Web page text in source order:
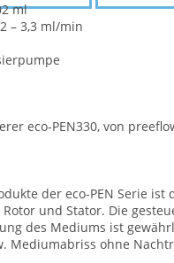
ml
– 3,3 ml/min
eco-PEN330, von
der eco-PEN Serie
und Stator. Die
des Mediums ist
Mediumabriss ohne